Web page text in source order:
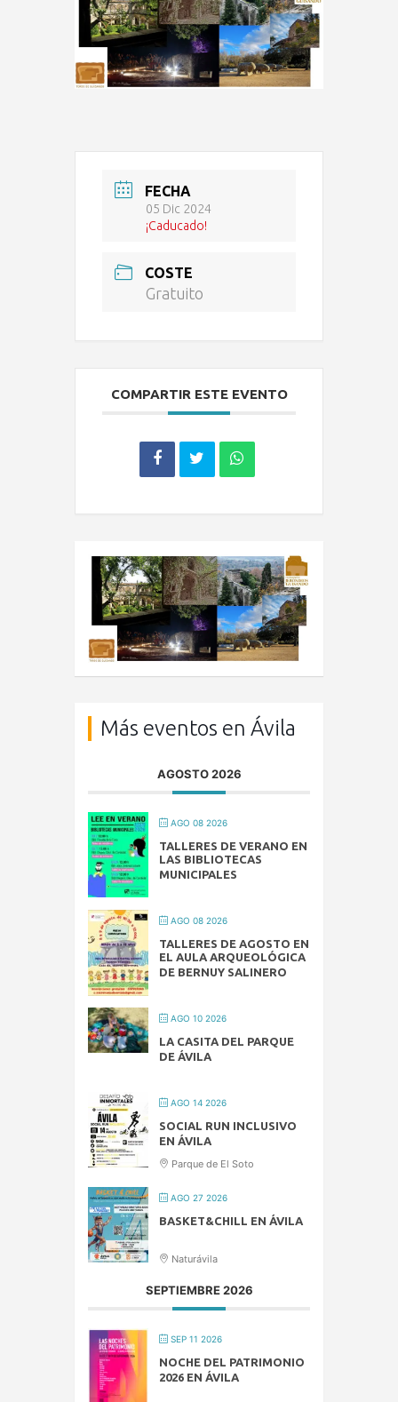
FECHA
05 Dic 2024
¡Caducado!
COSTE
Gratuito
COMPARTIR ESTE EVENTO
Más eventos en Ávila
AGOSTO 2026
AGO 08 2026
TALLERES DE VERANO EN
LAS BIBLIOTECAS
MUNICIPALES
AGO 08 2026
TALLERES DE AGOSTO EN
EL AULA ARQUEOLÓGICA
DE BERNUY SALINERO
AGO 10 2026
LA CASITA DEL PARQUE
DE ÁVILA
AGO 14 2026
SOCIAL RUN INCLUSIVO
EN ÁVILA
Parque de El Soto
AGO 27 2026
BASKET&CHILL EN ÁVILA
Naturávila
SEPTIEMBRE 2026
SEP 11 2026
NOCHE DEL PATRIMONIO
2026 EN ÁVILA